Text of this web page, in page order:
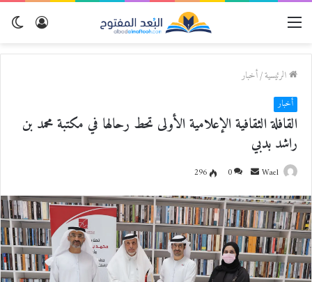
تسجيل
الرئيسية/أخبار
أخبار
القافلة الثقافية الإعلامية الأولى تحط رحالها في مكتبة محمد بن
راشد بدبي
Wael
س
ل
ب
ر
ي
0
296